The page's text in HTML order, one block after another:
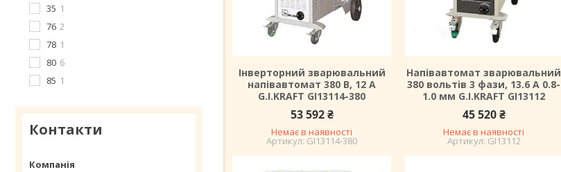
35 1
76 2
78 1
80 6
85 1
Контакти
Інверторний зварювальний
напівавтомат 380 В, 12 А
G.I.KRAFT GI13114-380
53 592 ₴
Немає в наявності
GI13114-380
Напівавтомат зварювальний
380 вольтів 3 фази, 13.6 A 0.8-
1.0 мм G.I.KRAFT GI13112
45 520 ₴
Немає в наявності
GI13112